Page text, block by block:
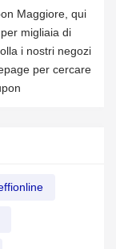
Maggiore, qui
migliaia di
i nostri negozi
per cercare